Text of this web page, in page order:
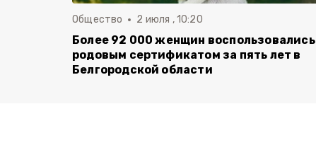
Общество 2 июля , 10:20
Более 92 000 женщин воспользовались
родовым сертификатом за пять лет в
Белгородской области